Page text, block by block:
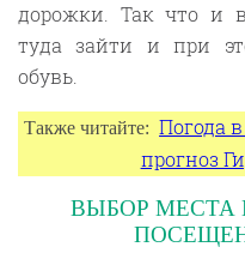
дорожки. Так что и
туда зайти и при
обувь.
Также читайте:Погода
прогноз
ВЫБОР МЕСТА